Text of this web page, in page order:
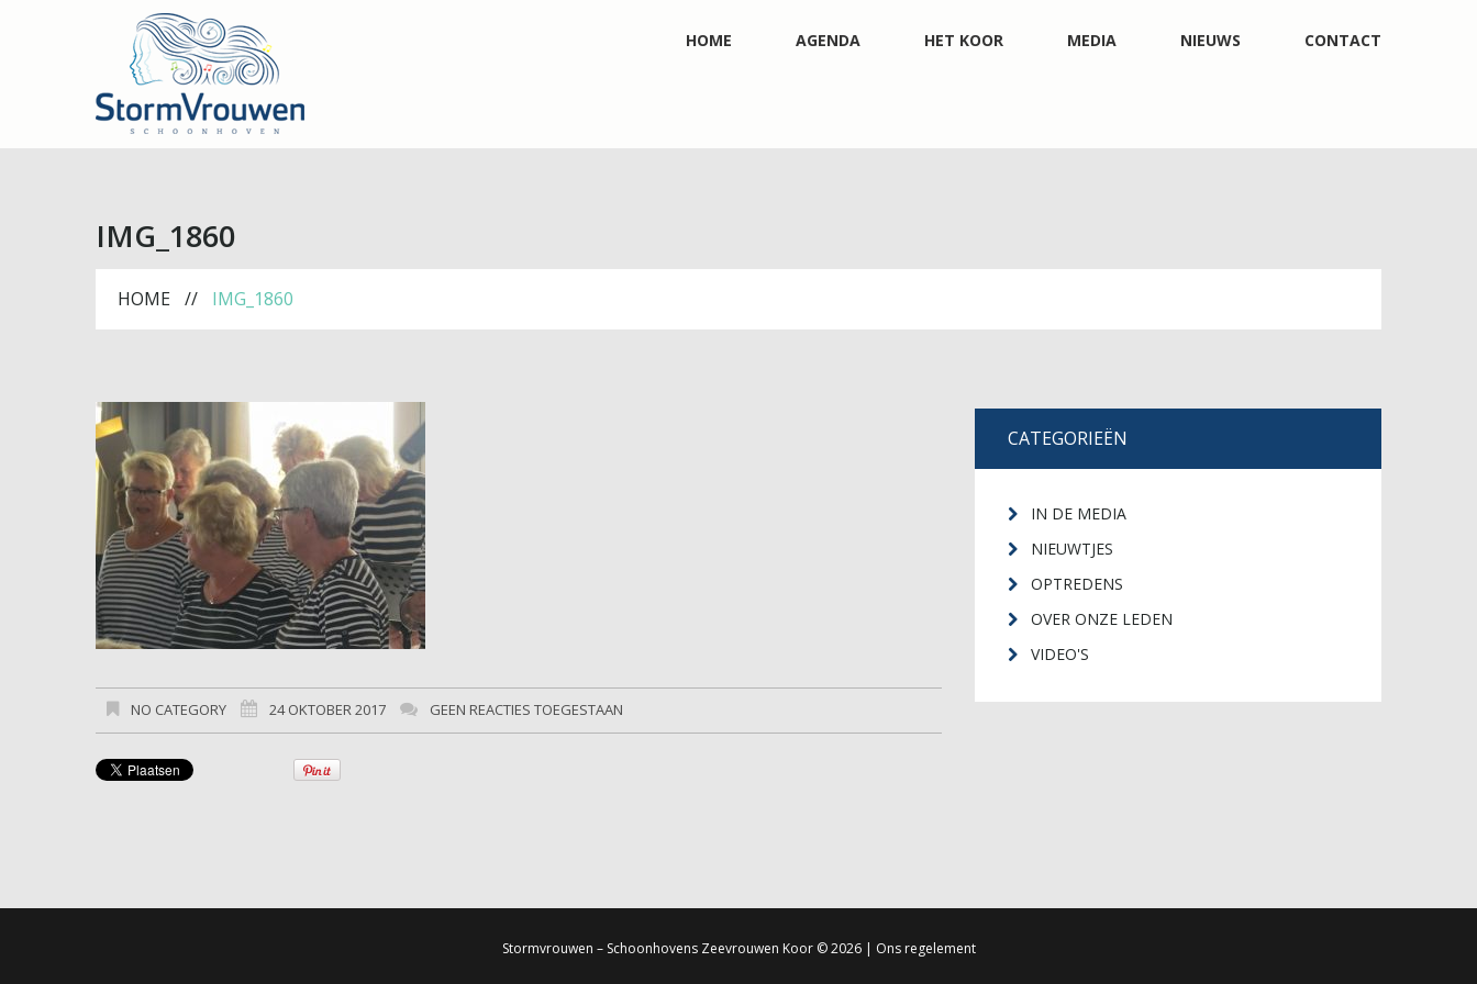
HOME AGENDA HET KOOR MEDIA NIEUWS CONTACT
IMG_1860
HOME IMG_1860
NO CATEGORY 24 OKTOBER 2017 GEEN REACTIES TOEGESTAAN
CATEGORIEËN
IN DE MEDIA
NIEUWTJES
OPTREDENS
OVER ONZE LEDEN
VIDEO'S
Stormvrouwen – Schoonhovens Zeevrouwen Koor© 2026 | Ons regelement